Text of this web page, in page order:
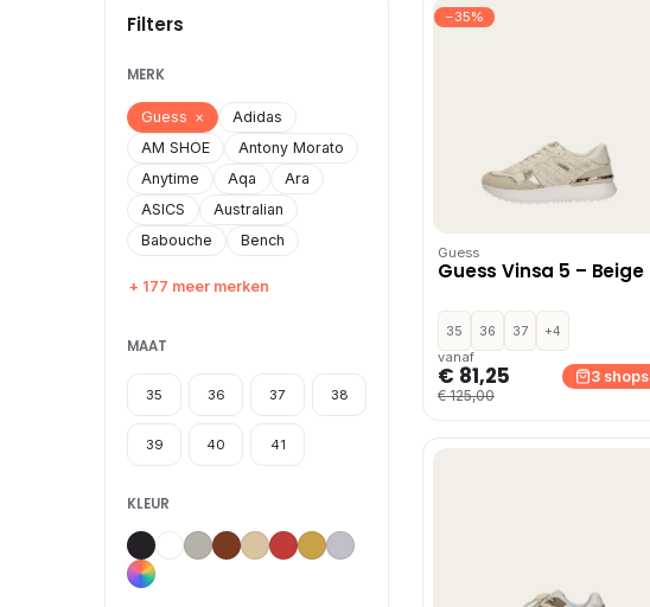
Filters
MERK
Guess ×
Adidas
AM SHOE
Antony Morato
Anytime
Aqa
Ara
ASICS
Australian
Babouche
Bench
+ 177 meer merken
MAAT
35 36 37 38
39 40 41
KLEUR
−35%
Guess
Guess Vinsa 5 – Beige
35 36 37
+4
vanaf
€ 81,25
€ 125,00
3 shops